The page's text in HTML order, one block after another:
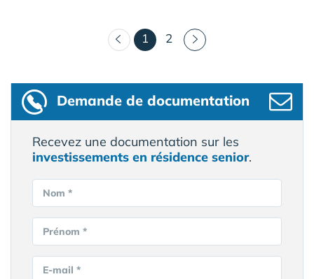
1 (courant)
2
Demande de documentation
Recevez une documentation sur les
investissements en résidence senior.
Nom *
Prénom *
E-mail *